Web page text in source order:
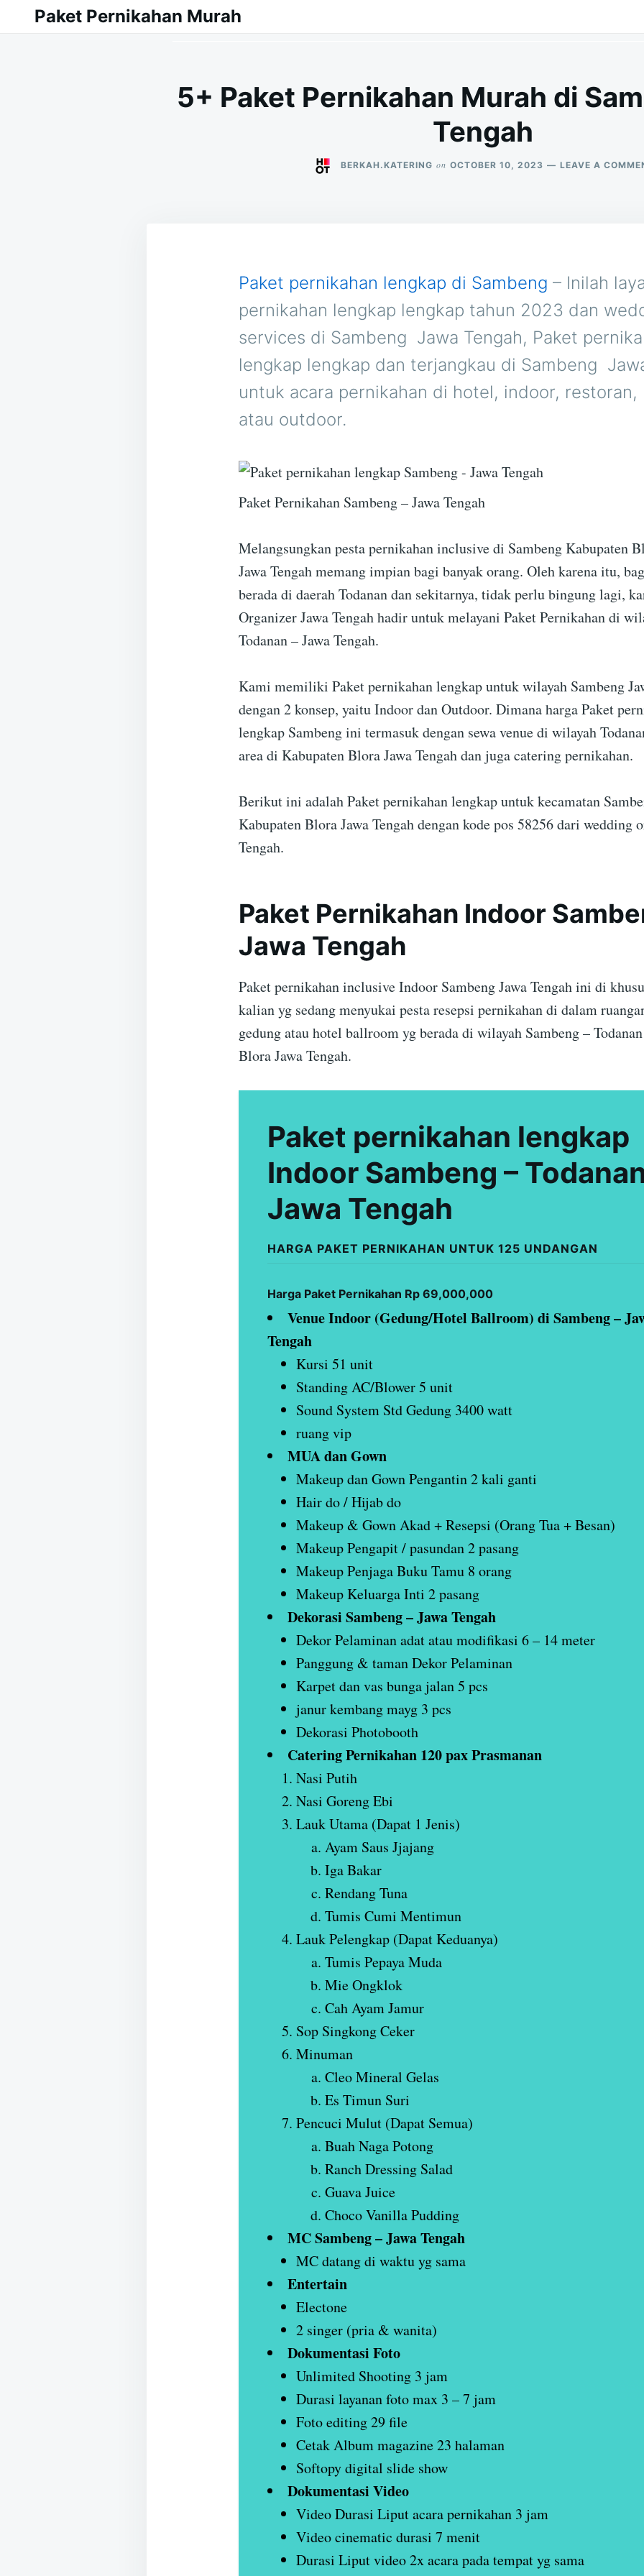
Search
Paket Pernikahan Murah
5+ Paket Pernikahan Murah di
Tengah
BERKAH.KATERING on OCTOBER 10, 2023 LEAVE A
Paket pernikahan lengkap di Sambeng – Inilah
pernikahan lengkap lengkap tahun 2023 dan
services di Sambeng  Jawa Tengah, Paket
lengkap lengkap dan terjangkau di Sambeng 
untuk acara pernikahan di hotel, indoor, restoran,
atau outdoor.
Paket Pernikahan Sambeng – Jawa Tengah
Melangsungkan pesta pernikahan inclusive di Sambeng Kabupaten
Jawa Tengah memang impian bagi banyak orang. Oleh karena itu,
berada di daerah Todanan dan sekitarnya, tidak perlu bingung lagi,
Organizer Jawa Tengah hadir untuk melayani Paket Pernikahan di
Todanan – Jawa Tengah.
Kami memiliki Paket pernikahan lengkap untuk wilayah Sambeng
dengan 2 konsep, yaitu Indoor dan Outdoor. Dimana harga Paket
lengkap Sambeng ini termasuk dengan sewa venue di wilayah
area di Kabupaten Blora Jawa Tengah dan juga catering pernikahan.
Berikut ini adalah Paket pernikahan lengkap untuk kecamatan
Kabupaten Blora Jawa Tengah dengan kode pos 58256 dari wedding
Tengah.
Paket Pernikahan Indoor
Jawa Tengah
Paket pernikahan inclusive Indoor Sambeng Jawa Tengah ini di
kalian yg sedang menyukai pesta resepsi pernikahan di dalam
gedung atau hotel ballroom yg berada di wilayah Sambeng –
Blora Jawa Tengah.
Paket pernikahan lengkap
Indoor Sambeng –
Jawa Tengah
HARGA PAKET PERNIKAHAN UNTUK 125 UNDANGAN
Harga Paket Pernikahan Rp 69,000,000
Venue Indoor (Gedung/Hotel Ballroom) di Sambeng –
Tengah
Kursi 51 unit
Standing AC/Blower 5 unit
Sound System Std Gedung 3400 watt
ruang vip
MUA dan Gown
Makeup dan Gown Pengantin 2 kali ganti
Hair do / Hijab do
Makeup & Gown Akad + Resepsi (Orang Tua + Besan)
Makeup Pengapit / pasundan 2 pasang
Makeup Penjaga Buku Tamu 8 orang
Makeup Keluarga Inti 2 pasang
Dekorasi Sambeng – Jawa Tengah
Dekor Pelaminan adat atau modifikasi 6 – 14 meter
Panggung & taman Dekor Pelaminan
Karpet dan vas bunga jalan 5 pcs
janur kembang mayg 3 pcs
Dekorasi Photobooth
Catering Pernikahan 120 pax Prasmanan
Nasi Putih
Nasi Goreng Ebi
Lauk Utama (Dapat 1 Jenis)
Ayam Saus Jjajang
Iga Bakar
Rendang Tuna
Tumis Cumi Mentimun
Lauk Pelengkap (Dapat Keduanya)
Tumis Pepaya Muda
Mie Ongklok
Cah Ayam Jamur
Sop Singkong Ceker
Minuman
Cleo Mineral Gelas
Es Timun Suri
Pencuci Mulut (Dapat Semua)
Buah Naga Potong
Ranch Dressing Salad
Guava Juice
Choco Vanilla Pudding
MC Sambeng – Jawa Tengah
MC datang di waktu yg sama
Entertain
Electone
2 singer (pria & wanita)
Dokumentasi Foto
Unlimited Shooting 3 jam
Durasi layanan foto max 3 – 7 jam
Foto editing 29 file
Cetak Album magazine 23 halaman
Softopy digital slide show
Dokumentasi Video
Video Durasi Liput acara pernikahan 3 jam
Video cinematic durasi 7 menit
Durasi Liput video 2x acara pada tempat yg sama